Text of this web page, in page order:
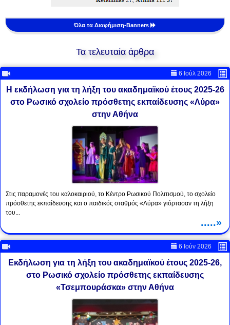
Όλα τα Διαφήμιση-Banners
Τα τελευταία άρθρα
6 Ιούλ 2026
Η εκδήλωση για τη λήξη του ακαδημαϊκού έτους 2025-26
στο Ρωσικό σχολείο πρόσθετης εκπαίδευσης «Λύρα»
στην Αθήνα
Στις παραμονές του καλοκαιριού, το Κέντρο Ρωσικού Πολιτισμού, το σχολείο
πρόσθετης εκπαίδευσης και ο παιδικός σταθμός «Λύρα» γιόρτασαν τη λήξη
του...
.....»
6 Ιούν 2026
Εκδήλωση για τη λήξη του ακαδημαϊκού έτους 2025-26,
στο Ρωσικό σχολείο πρόσθετης εκπαίδευσης
«Τσεμπουράσκα» στην Αθήνα